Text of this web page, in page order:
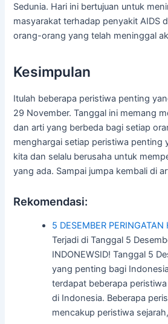
Sedunia. Hari ini bertujuan untuk
masyarakat terhadap penyakit AIDS
orang-orang yang telah meninggal
Kesimpulan
Itulah beberapa peristiwa penting
29 November. Tanggal ini memang
dan arti yang berbeda bagi setiap
menghargai setiap peristiwa penting
kita dan selalu berusaha untuk
yang ada. Sampai jumpa kembali di
Rekomendasi:
5 DESEMBER PERINGATAN
Terjadi di Tanggal 5
INDONEWSID! Tanggal 5
yang penting bagi
terdapat beberapa
di Indonesia. Beberapa
mencakup peristiwa